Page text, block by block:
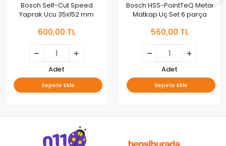
Bosch Self-Cut Speed
Yaprak Ucu 35x152 mm
600,00 TL
Adet
Sepete Ekle
Bosch HSS-PointTeQ Metal
Matkap Uç Set 6 parça
560,00 TL
Adet
Sepete Ekle